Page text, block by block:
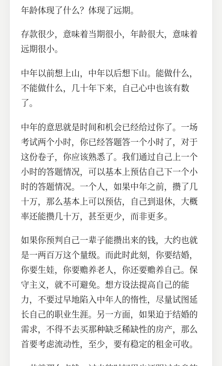
年龄体现了什么？体现了远期。
存款很少，意味着当期很小，年龄很大，意味着
远期很小。
中年以前想上山，中年以后想下山。能做什么，
不能做什么，几十年下来，自己心中也该有数
了。
中年的意思就是时间和机会已经给过你了。一场
考试两个小时，你已经答题答一个小时了，对于
这份卷子，你应该熟悉了。我们通过自己上一个
小时的答题情况，可以基本上预估自己下一个小
时的答题情况。一个人，如果中年之前，攒了几
十万，那么基本上可以预估，自己到退休，大概
率还能攒几十万，甚至更少，而非更多。
如果你预判自己一辈子能攒出来的钱，大约也就
是一两百万这个量级。而此时此刻，你要结婚，
你要生娃，你要赡养老人，你还要赡养自己。保
守主义，就不可避免。想方设法提高自己的能
力，不要过早地陷入中年人的惰性，尽量试图延
长自己的职业生涯。另一方面，如果迫于结婚的
需求，不得不去买那种缺乏稀缺性的房产，那么
首要考虑流动性，至少，要有稳定的租金可收。